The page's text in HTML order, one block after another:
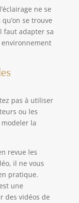
ne se
se trouve
faut adapter sa
pas à utiliser
ou les
la
revue les
il ne vous
pratique.
une
des vidéos de